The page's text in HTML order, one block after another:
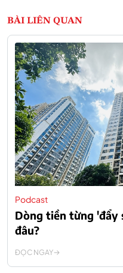
BÀI LIÊN QUAN
Podcast
Dòng tiền từng 'đẩy
đâu?
ĐỌC NGAY